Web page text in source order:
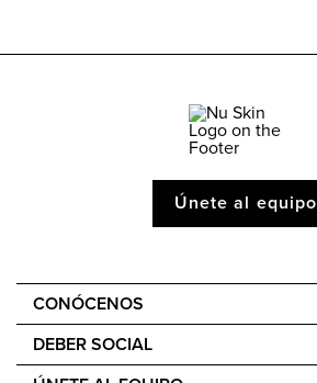
Únete al equipo
CONÓCENOS
Una voz global
DEBER SOCIAL
Force for Good